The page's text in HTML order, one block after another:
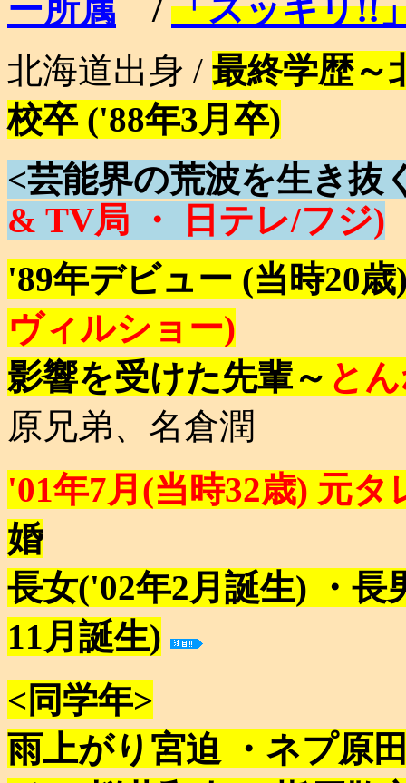
ー所属 / 「スッキリ!!
北海道出身 / 最終学歴～
校卒 ('88年3月卒)
<芸能界の荒波を生き抜
& TV局 ・ 日テレ/フジ)
'89年デビュー (当時20歳
ヴィルショー)
影響を受けた先輩～ と
原兄弟、名倉潤
'01年7月(当時32歳) 元
婚
長女('02年2月誕生) ・長
11月誕生)
<同学年>
雨上がり宮迫 ・ネプ原